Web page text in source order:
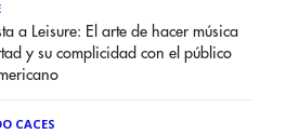
a Leisure: El arte de hacer música
y su complicidad con el público
CACES